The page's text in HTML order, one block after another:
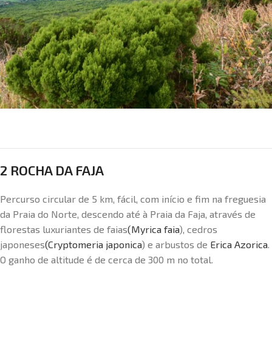
2 ROCHA DA FAJA
Percurso circular de 5 km, fácil, com início e fim na freguesia
da Praia do Norte, descendo até à Praia da Faja, através de
florestas luxuriantes de faias(Myrica faia), cedros
japoneses(Cryptomeria japonica) e arbustos de Erica Azorica.
O ganho de altitude é de cerca de 300 m no total.